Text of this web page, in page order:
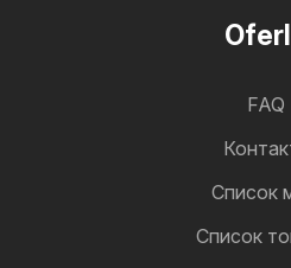
FAQ
Cписок
Список